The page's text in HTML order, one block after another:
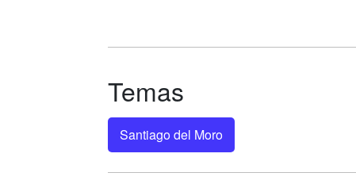
Temas
Santiago del Moro